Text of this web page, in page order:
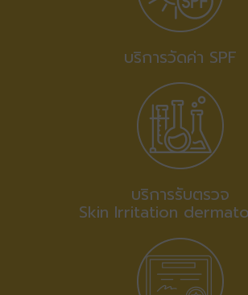
บริการวัดค่า SPF​
บริการรับตรวจ
Skin Irritation​